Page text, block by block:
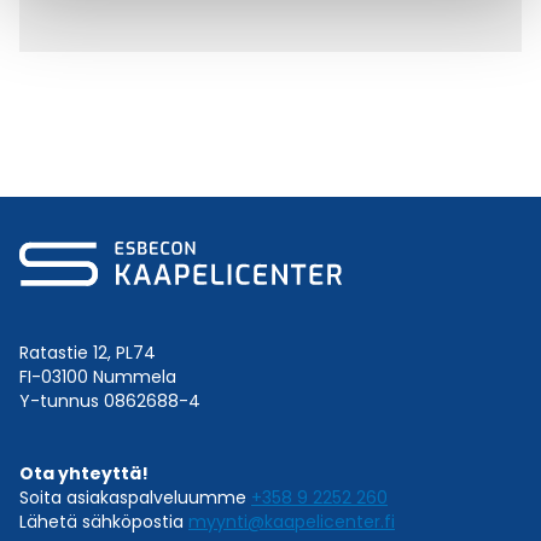
Ratastie 12, PL74
FI-03100 Nummela
Y-tunnus 0862688-4
Ota yhteyttä!
Soita asiakaspalveluumme +358 9 2252 260
Lähetä sähköpostia myynti@kaapelicenter.fi